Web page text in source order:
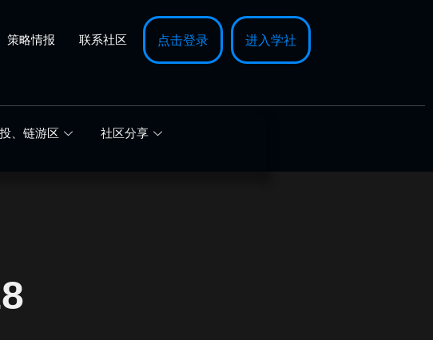
策略情报 联系社区 点击登录 进入学社
、链游区
社区分享